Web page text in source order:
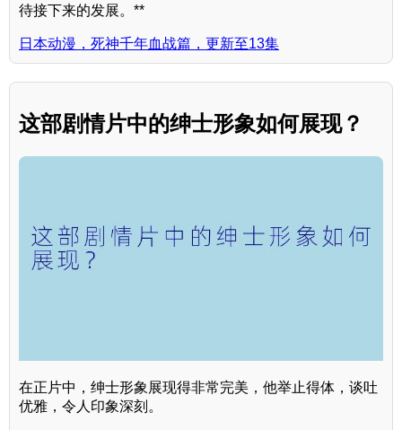
待接下来的发展。**
日本动漫，死神千年血战篇，更新至13集
这部剧情片中的绅士形象如何展现？
在正片中，绅士形象展现得非常完美，他举止得体，谈吐
优雅，令人印象深刻。